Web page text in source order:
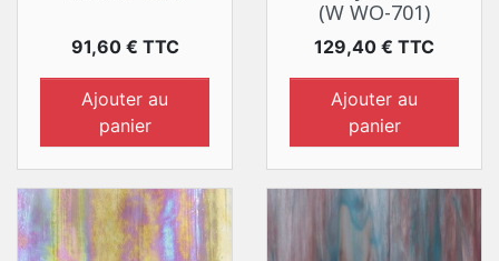
Prix
91,60 € TTC
Ajouter au
panier
(W WO-701)
Prix
129,40 € TTC
Ajouter au
panier